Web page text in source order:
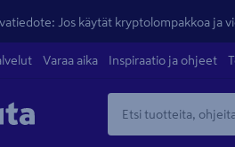
Jos käytät kryptolompakkoa ja
Varaa aika Inspiraatio ja ohjeet